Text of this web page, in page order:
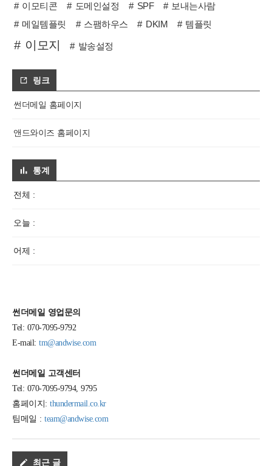
이모티콘 도메인설정 SPF
보내는사람
메일템플릿
스팸하우스 DKIM 템플릿
이모지 발송설정
링크
썬더메일 홈페이지
앤드와이즈 홈페이지
통계
전체 :
오늘 :
어제 :
썬더메일 영업문의
Tel: 070-7095-9792
E-mail: tm@andwise.com
썬더메일 고객센터
Tel: 070-7095-9794, 9795
홈페이지: thundermail.co.kr
팀메일 : team@andwise.com
최근 글